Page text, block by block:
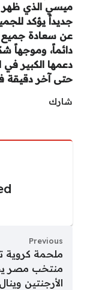
ميسي الذي ظهر
جديداً يؤكد
عن سعادة جميع
دائماً، وموجهاً
دعمها الكبير
حتى آخر دقيقة
شارك
Previous
ملحمة كروية
منتخب مصر
الأرجنتين